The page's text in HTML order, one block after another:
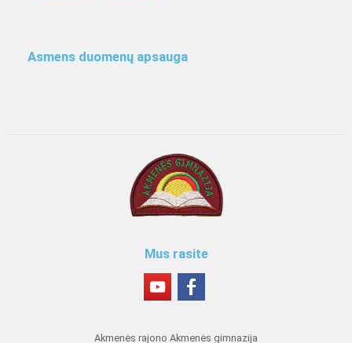
Asmens duomenų apsauga
Mus rasite
Akmenės rajono Akmenės gimnazija